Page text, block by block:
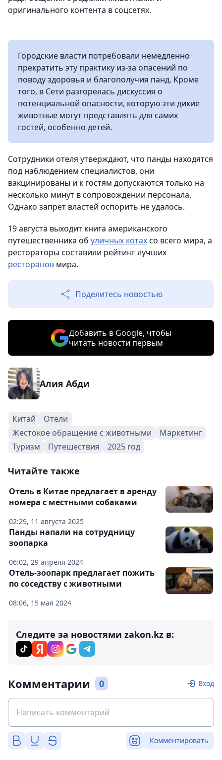
оригинального контента в соцсетях.
Городские власти потребовали немедленно
прекратить эту практику из-за опасений по
поводу здоровья и благополучия панд. Кроме
того, в Сети разгорелась дискуссия о
потенциальной опасности, которую эти дикие
животные могут представлять для самих
гостей, особенно детей.
Сотрудники отеля утверждают, что панды находятся
под наблюдением специалистов, они
вакцинированы и к гостям допускаются только на
несколько минут в сопровождении персонала.
Однако запрет властей оспорить не удалось.
19 августа выходит книга американского
путешественника об уличных котахсо всего мира, а
рестораторы составили рейтинг лучших
ресторанов мира.
Поделитесь новостью
Добавить в Google, чтобы
читать новости первым
Алия Абди
Китай
Отели
Жестокое обращение с животными
Маркетинг
Туризм
Путешествия 2025 год
Читайте также
02:29, 11 августа 2025
Отель в Китае предлагает в аренду
номера с местными собаками
06:02, 29 апреля 2024
Панды напали на сотрудницу
зоопарка
08:06, 15 мая 2024
Отель-зоопарк предлагает пожить
по соседству с животными
Следите за новостями zakon.kz в:
Комментарии 0 Вход
Комментировать